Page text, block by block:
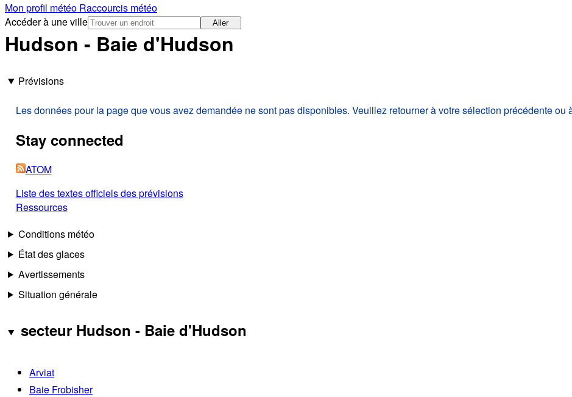
Mon profil météo Raccourcis météo
Accéder à une ville
Aller
Hudson - Baie d'Hudson
Prévisions
Les données pour la page que vous avez demandée ne sont pas disponibles. Veuillez retourner à votre sélection précédente ou
Stay connected
ATOM
Liste des textes officiels des prévisions
Ressources
Conditions météo
État des glaces
Avertissements
Situation générale
secteur Hudson - Baie d'Hudson
Arviat
Baie Frobisher